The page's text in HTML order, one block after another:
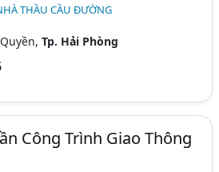
THẦU CẦU ĐƯỜNG
Quyền,Tp. Hải Phòng
Công Trình Giao Thông